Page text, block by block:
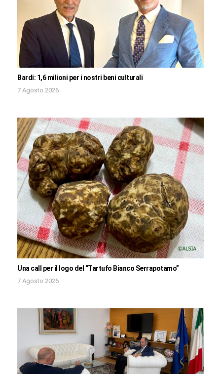
Bardi: 1,6 milioni per i nostri beni culturali
7 Agosto 2026
Una call per il logo del “Tartufo Bianco Serrapotamo”
7 Agosto 2026